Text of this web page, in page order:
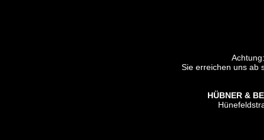
Sie erreichen uns ab
HÜBNER &